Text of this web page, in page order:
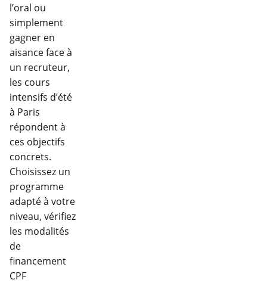
l’oral ou
simplement
gagner en
aisance face à
un recruteur,
les cours
intensifs d’été
à Paris
répondent à
ces objectifs
concrets.
Choisissez un
programme
adapté à votre
niveau, vérifiez
les modalités
de
financement
CPF